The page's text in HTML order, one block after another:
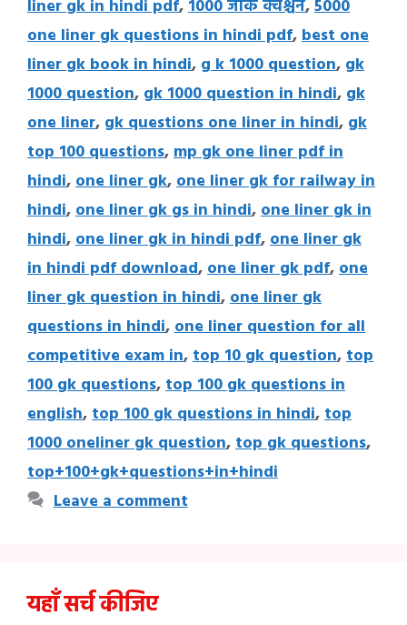
liner gk in hindi pdf,1000 जीके क्वेश्चन,5000
one liner gk questions in hindi pdf,best one
liner gk book in hindi, g k 1000 question, gk
1000 question, gk 1000 question in hindi, gk
one liner, gk questions one liner in hindi, gk
top 100 questions,mp gk one liner pdf in
hindi,one liner gk,one liner gk for railway in
hindi,one liner gk gs in hindi,one liner gk in
hindi,one liner gk in hindi pdf,one liner gk
in hindi pdf download,one liner gk pdf,one
liner gk question in hindi,one liner gk
questions in hindi,one liner question for all
competitive exam in,top 10 gk question,top
100 gk questions,top 100 gk questions in
english,top 100 gk questions in hindi,top
1000 oneliner gk question,top gk questions,
top+100+gk+questions+in+hindi
Leave a comment
यहाँ सर्च कीजिए